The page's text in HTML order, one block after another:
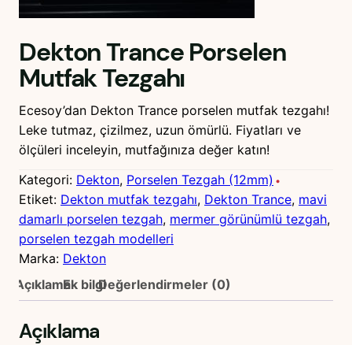
Dekton Trance Porselen
Mutfak Tezgahı
Ecesoy’dan Dekton Trance porselen mutfak tezgahı!
Leke tutmaz, çizilmez, uzun ömürlü. Fiyatları ve
ölçüleri inceleyin, mutfağınıza değer katın!
Kategori: Dekton, Porselen Tezgah (12mm)
Etiket: Dekton mutfak tezgahı, Dekton Trance, mavi
damarlı porselen tezgah, mermer görünümlü tezgah
porselen tezgah modelleri
Marka: Dekton
AçıklamaEk bilgiDeğerlendirmeler (0)
Açıklama